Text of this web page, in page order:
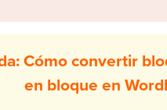
Cómo convertir
en bloque en